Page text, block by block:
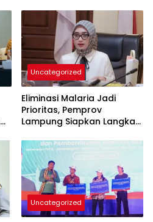
Uncategorized
Eliminasi Malaria Jadi
Prioritas, Pemprov
Lampung Siapkan Langkah
Uncategorized